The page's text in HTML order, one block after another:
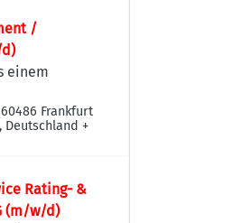
/
einem
Frankfurt
+
Rating- &
(m/w/d)